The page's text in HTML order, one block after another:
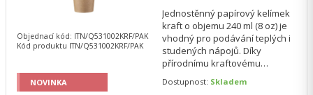
Jednostěnný papírový kelímek
kraft o objemu 240 ml (8 oz) je
vhodný pro podávání teplých i
studených nápojů. Díky
přírodnímu kraftovému
bistra,…
Dostupnost: Skladem
Objednací kód: ITN/Q531002KRF/PAK
Kód produktu ITN/Q531002KRF/PAK
NOVINKA